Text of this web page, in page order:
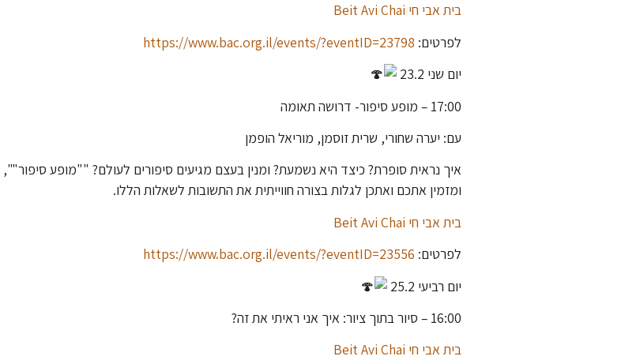
בית אבי חי Beit Avi Chai
לפרטים: https://www.bac.org.il/events/?eventID=23798
יום שני 23.2
17:00 – מופע סיפור- דרושה תאומה
עם: יערה שחורי, שרית זוסמן, מוריאל הופמן
איך נראית סופרת? כיצד היא נשמעת? ומנין בעצם מגיעים סיפורים לעולם? ""מופע
ומזמין אתכם ואתכן לגלות בצורה חווייתית את התשובות לשאלות הללו.
בית אבי חי Beit Avi Chai
לפרטים: https://www.bac.org.il/events/?eventID=23556
יום רביעי 25.2
16:00 – סיור בתוך ציור: איך אני ראיתי את זה?
בית אבי חי Beit Avi Chai